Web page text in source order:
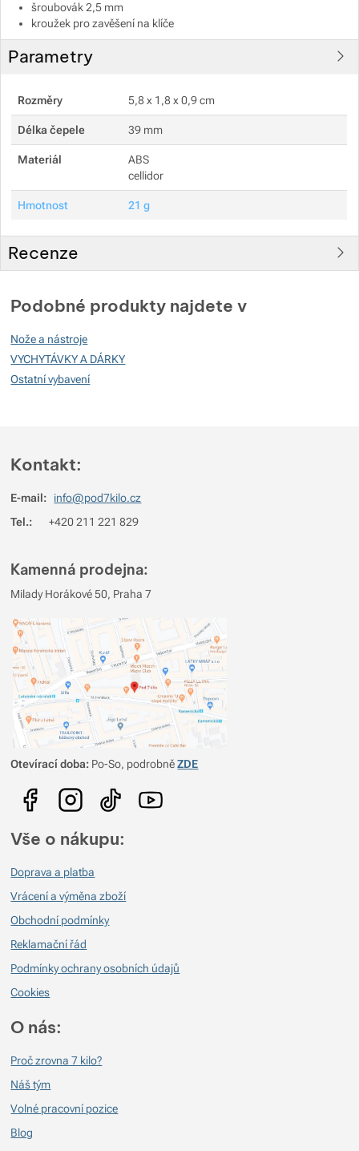
šroubovák 2,5 mm
kroužek pro zavěšení na klíče
Parametry
Rozměry 5,8 x 1,8 x 0,9 cm
Délka čepele 39 mm
Materiál
ABS
cellidor
Hmotnost 21 g
Recenze
Recenze
Podobné produkty najdete v
Nože a nástroje
VYCHYTÁVKY A DÁRKY
Ostatní vybavení
Kontakt:
E-mail:
info@pod7kilo.cz
Tel.: +420 211 221 829
Kamenná prodejna:
Milady Horákové 50, Praha 7
Otevírací doba: Po-So, podrobněZDE
Vše o nákupu:
Doprava a platba
Vrácení a výměna zboží
Obchodní podmínky
Reklamační řád
Podmínky ochrany osobních údajů
Cookies
O nás:
Proč zrovna 7 kilo?
Náš tým
Volné pracovní pozice
Blog